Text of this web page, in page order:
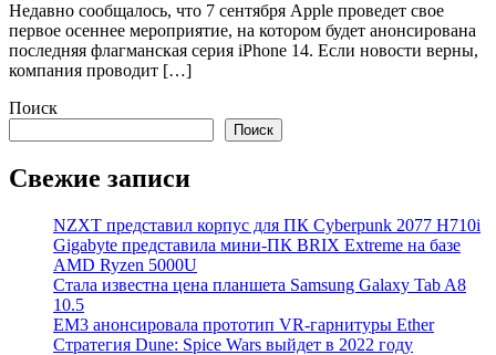
Недавно сообщалось, что 7 сентября Apple проведет свое
первое осеннее мероприятие, на котором будет анонсирована
последняя флагманская серия iPhone 14. Если новости верны,
компания проводит […]
Поиск
Поиск
Свежие записи
NZXT представил корпус для ПК Cyberpunk 2077 H710i
Gigabyte представила мини-ПК BRIX Extreme на базе
AMD Ryzen 5000U
Стала известна цена планшета Samsung Galaxy Tab A8
10.5
EM3 анонсировала прототип VR-гарнитуры Ether
Стратегия Dune: Spice Wars выйдет в 2022 году